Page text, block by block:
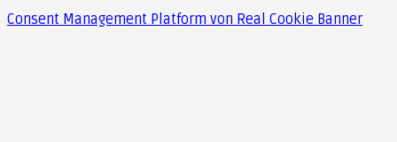
Consent Management Platform von Real Cookie Banner